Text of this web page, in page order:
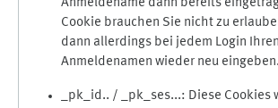
Anmeldename dann bereits
Cookie brauchen Sie nicht zu
dann allerdings bei jedem Login Ihren
Anmeldenamen wieder neu eingeben.
_pk_id.. / _pk_ses...: Diese Cookies